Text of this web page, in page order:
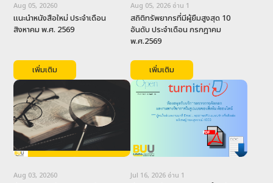
-กองบริหารวิทยาเขตจันทบุรี
-งานสารบรรณและธุรการ
-งานแผนและทรัพย์สิน
-งานวิชาการและวิเทศสัมพันธ์
-งานกิจการนิสิต
-งานอาคารสถานที่และยานพาหนะ
-โครงการจัดตั้งสำนักวิทยบริการและ
เทคโนโลยีสารสนเทศ
Aug 05, 20260
แนะนำหนังสือใหม่ ประจำเดือน
สิงหาคม พ.ศ. 2569
เพิ่มเติม
Aug 05, 2026 อ่าน 1
สถิติทรัพยากรที่มีผู้ยืมสูงสุด 10
อันดับ ประจำเดือน กรกฎาคม
พ.ศ.2569
เพิ่มเติม
Aug 03, 20260 Jul 16, 2026 อ่าน 1